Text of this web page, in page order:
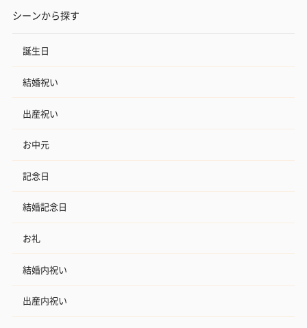
シーンから探す
誕生日
結婚祝い
出産祝い
お中元
記念日
結婚記念日
お礼
結婚内祝い
出産内祝い